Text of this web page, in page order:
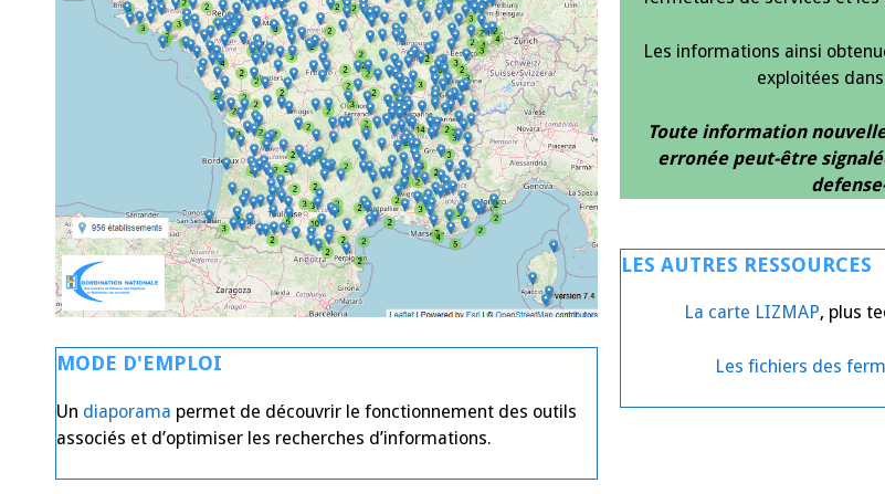
MODE D'EMPLOI
Un diaporama permet de découvrir le fonctionnement des outils
associés et d’optimiser les recherches d’informations.
Les informations ainsi
exploitées
Toute information
erronée peut-être
LES AUTRES RESSOURCES
La carte LIZMAP, plus
Les fichiers des